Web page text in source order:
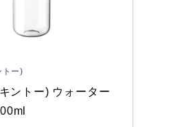
トー)
ントー) ウォーター